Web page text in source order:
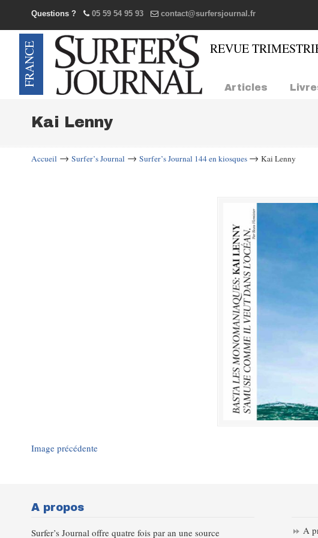
Questions ? 05 59 54 95 93 contact@surfersjournal.fr
Articles
Navigation
Kai Lenny
Accueil → Surfer’s Journal → Surfer’s Journal 144 en kiosques → Kai Lenny
Image précédente
A propos
Surfer’s Journal offre quatre fois par an une source A